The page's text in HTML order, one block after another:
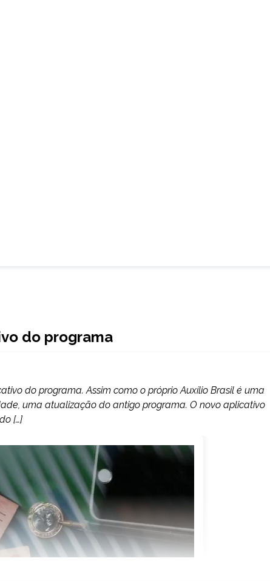
do programa
do programa. Assim como o próprio Auxílio Brasil é uma
uma atualização do antigo programa. O novo aplicativo
[…]